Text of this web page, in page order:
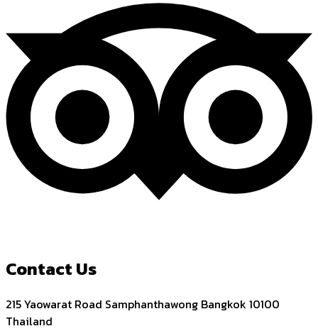
Contact Us
215 Yaowarat Road Samphanthawong Bangkok 10100
Thailand